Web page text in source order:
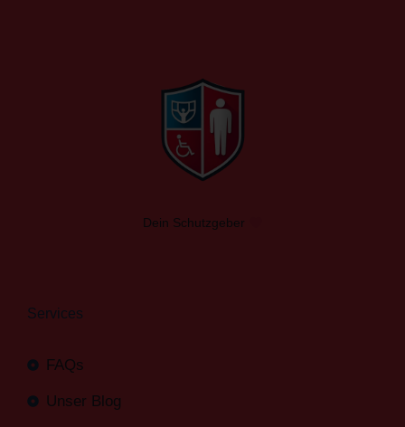
Dein Schutzgeber
Services
FAQs
Unser Blog